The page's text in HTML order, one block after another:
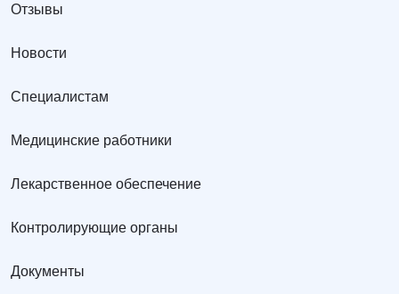
Отзывы
Новости
Специалистам
Медицинские работники
Лекарственное обеспечение
Контролирующие органы
Документы